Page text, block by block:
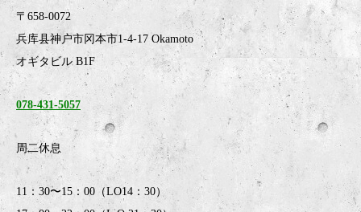
〒658-0072
兵库县神户市冈本市1-4-17 Okamoto
オギタビル B1F
078-431-5057
周二休息
11：30〜15：00（LO14：30）